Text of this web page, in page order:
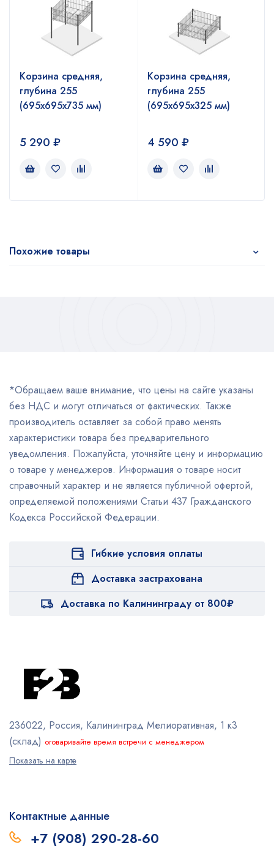
Корзина средняя,
глубина 255
(695х695х735 мм)
5 290 ₽
Корзина средняя,
глубина 255
(695х695х325 мм)
4 590 ₽
Похожие товары
*Обращаем ваше внимание, что цены на сайте указаны
без НДС и могут отличаться от фактических. Также
производитель оставляет за собой право менять
характеристики товара без предварительного
уведомления. Пожалуйста, уточняйте цену и информацию
о товаре у менеджеров. Информация о товаре носит
справочный характер и не является публичной офертой,
определяемой положениями Статьи 437 Гражданского
Кодекса Российской Федерации.
Гибкие условия оплаты
Доставка застрахована
Доставка по Калининграду от 800₽
236022, Россия, Калининград Мелиоративная, 1 к3
(склад) оговаривайте время встречи с менеджером
Показать на карте
Контактные данные
+7 (908) 290-28-60